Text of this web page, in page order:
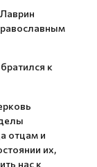
к
отцам и
их,
нас к